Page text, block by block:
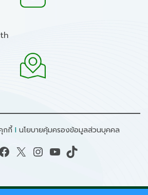
กกี้ I นโยบายคุ้มครองข้อมูลส่วนบุคคล
X Instagram YouTube TikTok